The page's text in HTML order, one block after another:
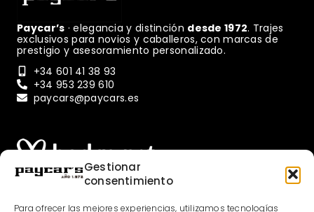
Gestionar
consentimiento
Para ofrecer las mejores experiencias, utilizamos tecnologías
Paycar’s · elegancia y distinción desde 1972. Trajes
exclusivos para novios y caballeros, con marcas de
prestigio y asesoramiento personalizado.
+34 601 41 38 93
+34 953 239 610
paycars@paycars.es
Blog